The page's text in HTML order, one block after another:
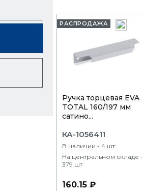
РАСПРОДАЖА
Ручка торцевая EVA
TOTAL 160/197 мм
сатино...
КА-1056411
В наличии - 4 шт
На центральном складе -
379 шт
160.15 ₽